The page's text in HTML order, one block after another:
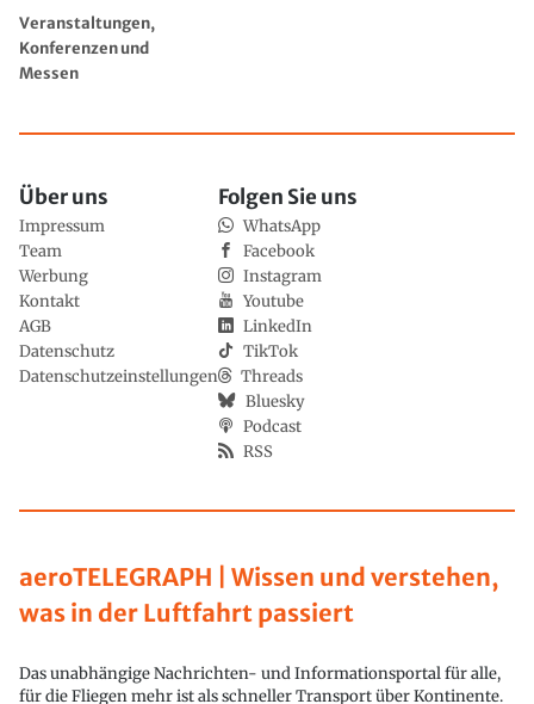
Veranstaltungen,
Konferenzen und
Messen
aeroTELEGRAPH | Wissen und verstehen,
was in der Luftfahrt passiert
Das unabhängige Nachrichten- und Informationsportal für alle,
für die Fliegen mehr ist als schneller Transport über Kontinente.
Über uns
Impressum
Team
Werbung
Kontakt
AGB
Datenschutz
Datenschutzeinstellungen
Folgen Sie uns
WhatsApp
Facebook
Instagram
Youtube
LinkedIn
TikTok
Threads
Bluesky
Podcast
RSS